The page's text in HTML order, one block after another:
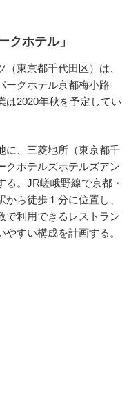
クホテル」
東京都千代田区）は、
ークホテル京都梅小路
は2020年秋を予定してい
に、三菱地所（東京都千
クホテルズホテルズアン
る。JR嵯峨野線で京都・
ら徒歩１分に位置し、
で利用できるレストラン
すい構成を計画する。